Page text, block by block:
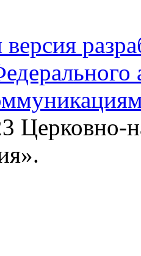
версия
Церковно-